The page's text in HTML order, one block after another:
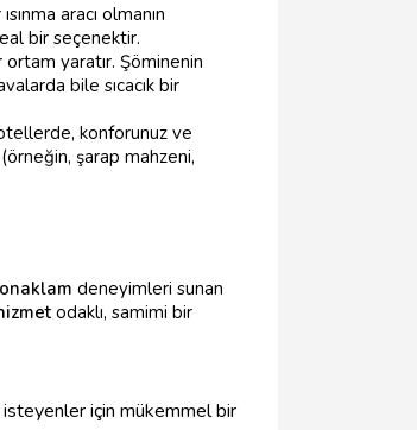
aracı olmanın
bir seçenektir.
yaratır. Şöminenin
bile sıcacık bir
konforunuz ve
şarap mahzeni,
deneyimleri sunan
odaklı, samimi bir
için mükemmel bir